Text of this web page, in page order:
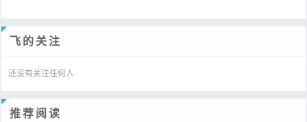
飞的关注
还没有关注任何人
推荐阅读